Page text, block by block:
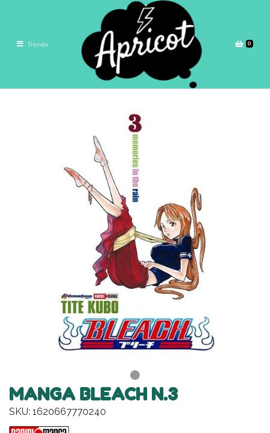
Tienda 0
MANGA BLEACH N.3
SKU: 1620667770240